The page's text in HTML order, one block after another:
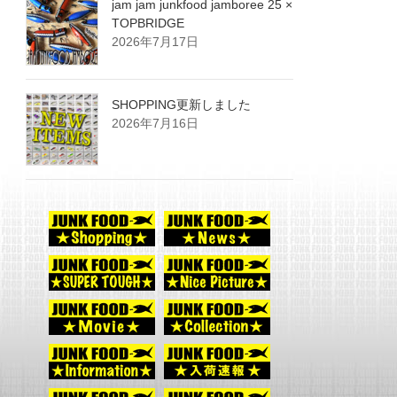
jam jam junkfood jamboree 25 ×
TOPBRIDGE
2026年7月17日
SHOPPING更新しました
2026年7月16日